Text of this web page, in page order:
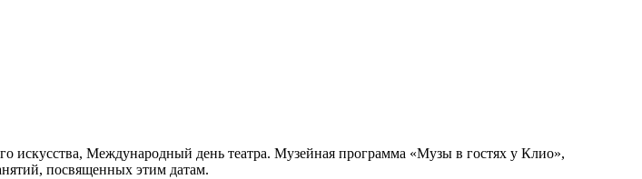
искусства, Международный день театра. Музейная программа «Музы в гостях у Клио»,
посвященных этим датам.